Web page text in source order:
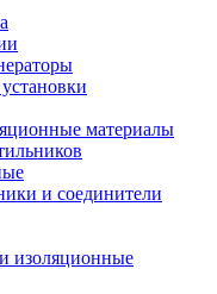
материалы
и соединители
изоляционные